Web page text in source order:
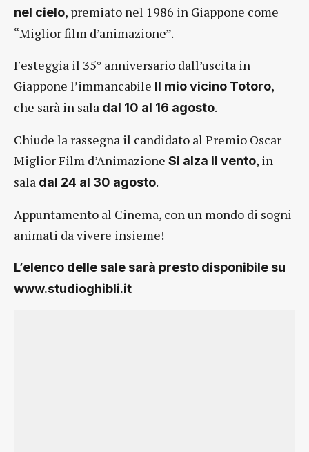
nel cielo, premiato nel 1986 in Giappone come
“Miglior film d’animazione”.
Festeggia il 35° anniversario dall’uscita in
Giappone l’immancabile Il mio vicino Totoro,
che sarà in sala dal 10 al 16 agosto.
Chiude la rassegna il candidato al Premio Oscar
Miglior Film d’Animazione Si alza il vento, in
sala dal 24 al 30 agosto.
Appuntamento al Cinema, con un mondo di sogni
animati da vivere insieme!
L’elenco delle sale sarà presto disponibile su
www.studioghibli.it